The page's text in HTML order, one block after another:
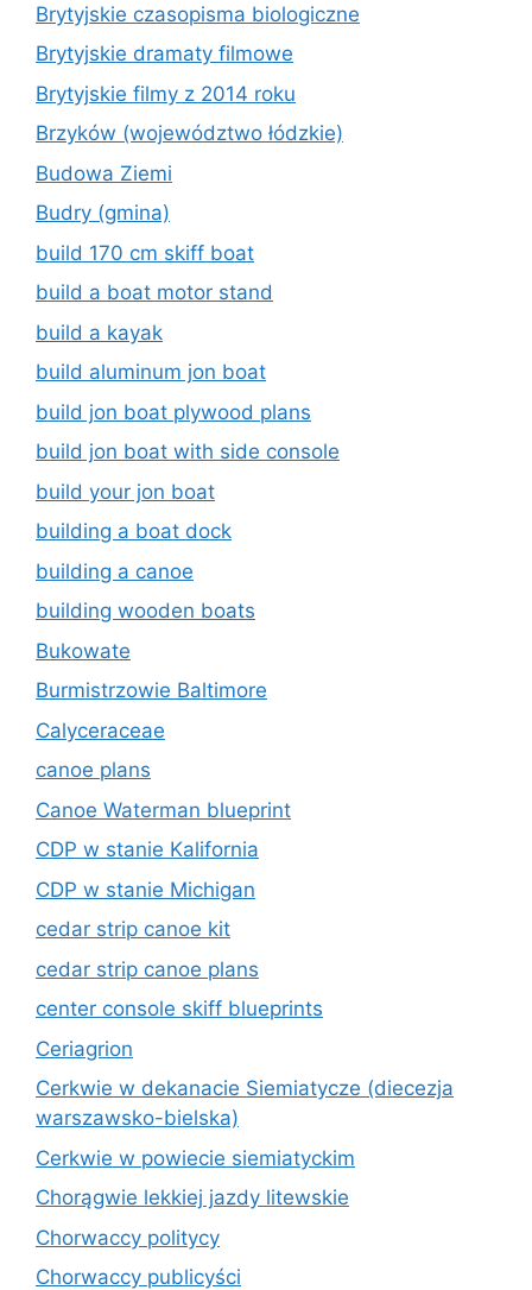
Brytyjskie czasopisma biologiczne
Brytyjskie dramaty filmowe
Brytyjskie filmy z 2014 roku
Brzyków (województwo łódzkie)
Budowa Ziemi
Budry (gmina)
build 170 cm skiff boat
build a boat motor stand
build a kayak
build aluminum jon boat
build jon boat plywood plans
build jon boat with side console
build your jon boat
building a boat dock
building a canoe
building wooden boats
Bukowate
Burmistrzowie Baltimore
Calyceraceae
canoe plans
Canoe Waterman blueprint
CDP w stanie Kalifornia
CDP w stanie Michigan
cedar strip canoe kit
cedar strip canoe plans
center console skiff blueprints
Ceriagrion
Cerkwie w dekanacie Siemiatycze (diecezja
warszawsko-bielska)
Cerkwie w powiecie siemiatyckim
Chorągwie lekkiej jazdy litewskie
Chorwaccy politycy
Chorwaccy publicyści